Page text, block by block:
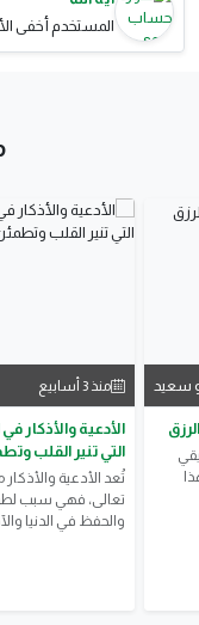
المستخدم أخفى
سعيد منذ 3 أسابيع
الأدعية والأذكار
التي تنير القلب
تُعد الأدعية
تعالى، فهي سبب
والحفظ في الدنيا